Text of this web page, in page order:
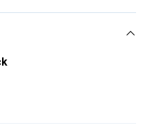
Kundschaft.